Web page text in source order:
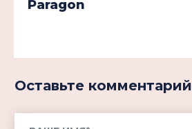
Paragon
Оставьте комментарий